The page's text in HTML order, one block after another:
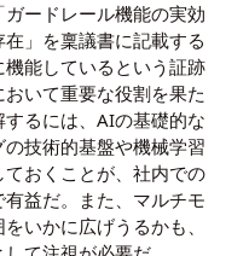
ードレール機能の実効
」を稟議書に記載する
能しているという証跡
いて重要な役割を果た
るには、AIの基礎的な
の技術的基盤や機械学習
おくことが、社内での
益だ。また、 マルチモ
いかに広げうるかも、